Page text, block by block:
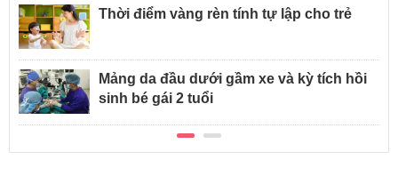
Thời điểm vàng rèn tính tự lập cho trẻ
Mảng da đầu dưới gầm xe và kỳ tích hồi
sinh bé gái 2 tuổi